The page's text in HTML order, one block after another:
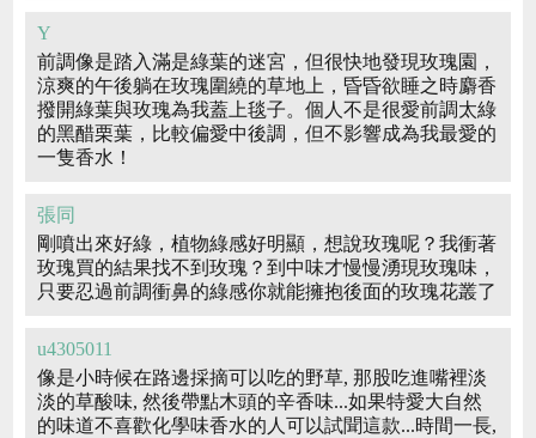
Y
前調像是踏入滿是綠葉的迷宮，但很快地發現玫瑰園，
涼爽的午後躺在玫瑰圍繞的草地上，昏昏欲睡之時麝香
撥開綠葉與玫瑰為我蓋上毯子。個人不是很愛前調太綠
的黑醋栗葉，比較偏愛中後調，但不影響成為我最愛的
一隻香水！
張同
剛噴出來好綠，植物綠感好明顯，想說玫瑰呢？我衝著
玫瑰買的結果找不到玫瑰？到中味才慢慢湧現玫瑰味，
只要忍過前調衝鼻的綠感你就能擁抱後面的玫瑰花叢了
u4305011
像是小時候在路邊採摘可以吃的野草, 那股吃進嘴裡淡
淡的草酸味, 然後帶點木頭的辛香味...如果特愛大自然
的味道不喜歡化學味香水的人可以試聞這款...時間一長,